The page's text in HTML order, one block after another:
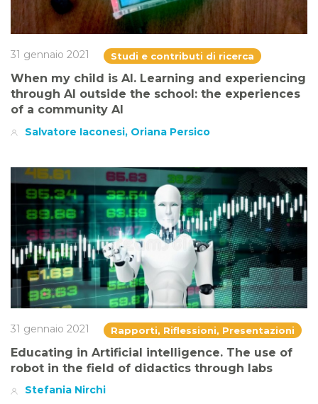
31 gennaio 2021 Studi e contributi di ricerca
When my child is AI. Learning and experiencing
through AI outside the school: the experiences
of a community AI
Salvatore Iaconesi, Oriana Persico
31 gennaio 2021 Rapporti, Riflessioni, Presentazioni
Educating in Artificial intelligence. The use of
robot in the field of didactics through labs
Stefania Nirchi